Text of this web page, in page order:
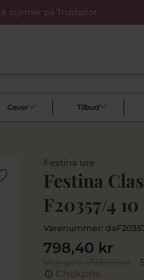
stjerner på Trustpilot
Gaver Tilbud
Festina ure
Festina
F20357/4
Varenummer:
Vejl. pris793,00 kr
798,40 kr
Chokpris